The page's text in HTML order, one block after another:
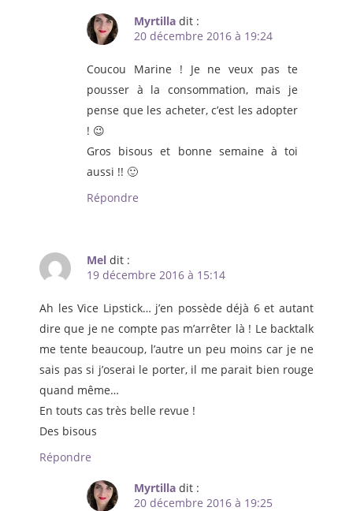
Myrtilla dit :
20 décembre 2016 à 19:24
Coucou Marine ! Je ne veux pas te
pousser à la consommation, mais je
pense que les acheter, c’est les adopter
! 😉
Gros bisous et bonne semaine à toi
aussi !! 🙂
Répondre
Mel dit :
19 décembre 2016 à 15:14
Ah les Vice Lipstick… j’en possède déjà 6 et autant
dire que je ne compte pas m’arrêter là ! Le backtalk
me tente beaucoup, l’autre un peu moins car je ne
sais pas si j’oserai le porter, il me parait bien rouge
quand même…
En touts cas très belle revue !
Des bisous
Répondre
Myrtilla dit :
20 décembre 2016 à 19:25